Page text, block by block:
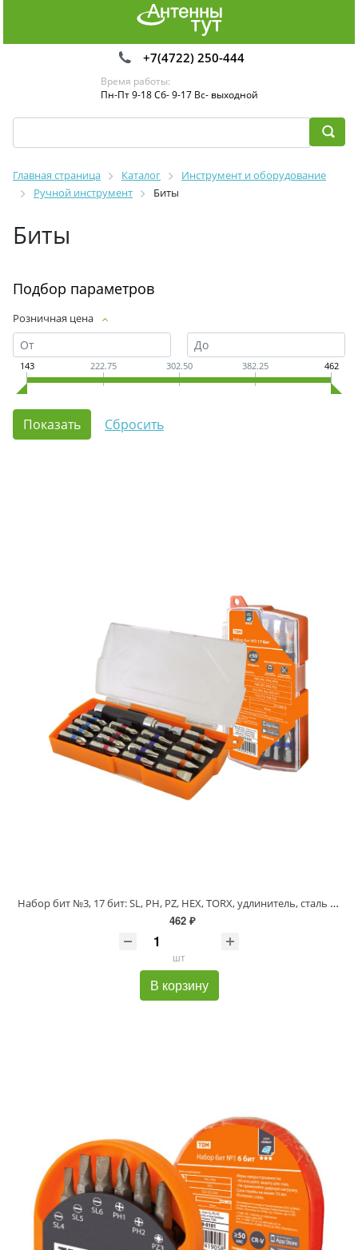
+7(4722) 250-444
Время работы:
Пн-Пт 9-18 Сб- 9-17 Вс- выходной
Главная страница Каталог
Инструмент и оборудование
Ручной инструмент
Биты
Биты
Подбор параметров
Розничная цена
143 222.75 302.50 382.25 462
Набор бит №3, 17 бит: SL, PH, PZ, HEX, TORX, удлинитель, сталь CR-V, пластиковом держателе, «Алмаз»
462 ₽
шт
В корзину